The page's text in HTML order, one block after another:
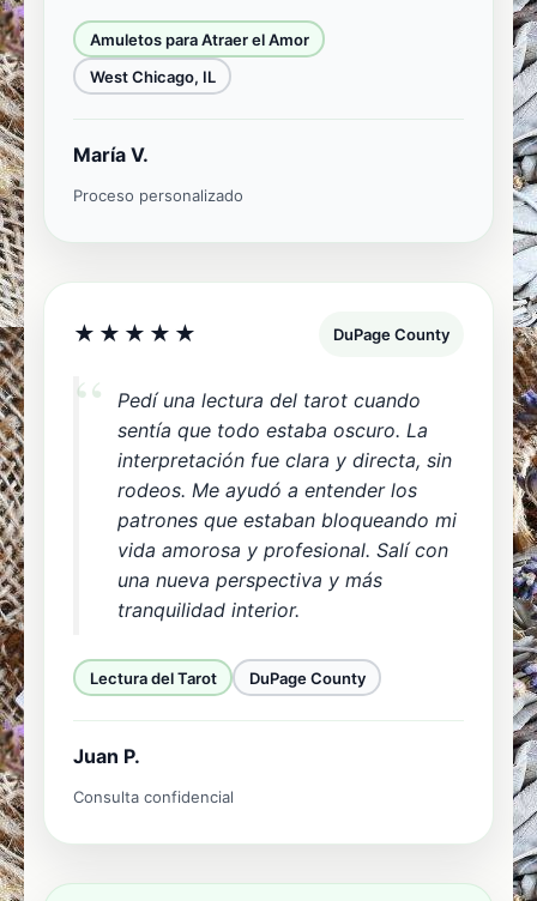
Amuletos para Atraer el Amor
West Chicago, IL
María V.
Proceso personalizado
★★★★★ DuPage County
Pedí una lectura del tarot cuando
sentía que todo estaba oscuro. La
interpretación fue clara y directa, sin
rodeos. Me ayudó a entender los
patrones que estaban bloqueando mi
vida amorosa y profesional. Salí con
una nueva perspectiva y más
tranquilidad interior.
Lectura del Tarot DuPage County
Juan P.
Consulta confidencial